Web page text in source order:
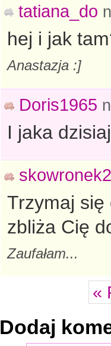
tatiana_do
hej i jak
Anastazja :]
Doris1965
I jaka
Trzymaj
zbliża Cię
Zaufałam...
«
Dodaj